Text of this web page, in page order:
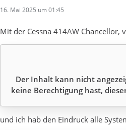
16. Mai 2025 um 01:45
Mit der Cessna 414AW Chancellor,
Der Inhalt kann nicht
keine Berechtigung hast,
und ich hab den Eindruck alle